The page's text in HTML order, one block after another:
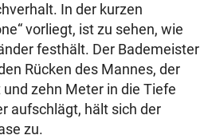
In der kurzen
vorliegt, ist zu sehen, wie
festhält. Der Bademeister
Rücken des Mannes, der
zehn Meter in die Tiefe
aufschlägt, hält sich der
zu.